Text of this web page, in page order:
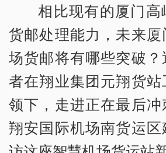
相比现有的厦门高
货邮处理能力，未来
场货邮将有哪些突破
者在翔业集团元翔货
领下，走进正在最后
翔安国际机场南货运